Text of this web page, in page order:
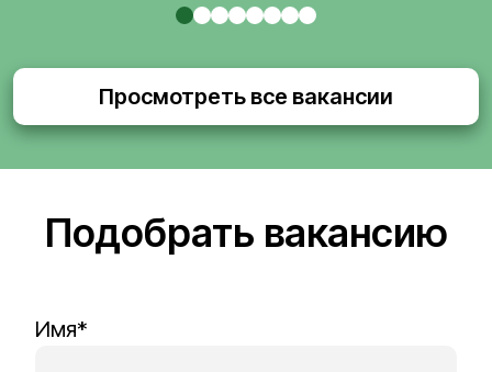
Просмотреть все вакансии
Подобрать вакансию
Имя*